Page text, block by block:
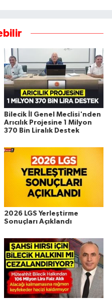
Bilecik İl Genel Meclisi'nden
Arıcılık Projesine 1 Milyon
370 Bin Liralık Destek
2026 LGS Yerleştirme
Sonuçları Açıklandı